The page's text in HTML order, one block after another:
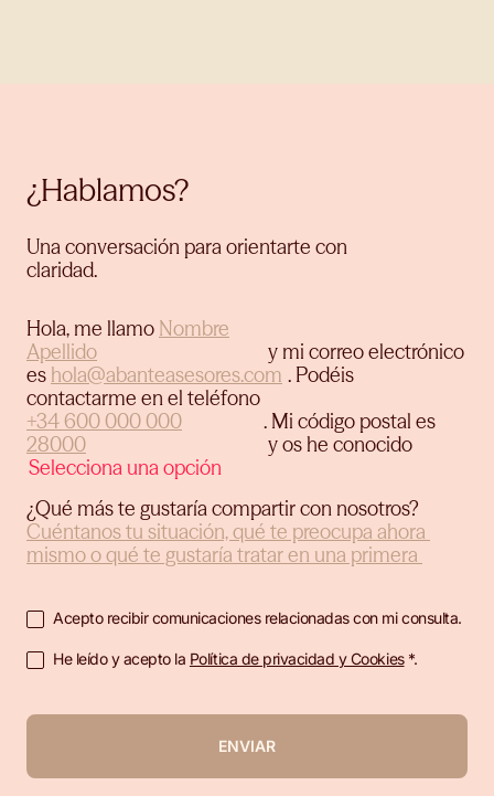
¿Hablamos?
Una conversación para orientarte con
claridad.
Hola, me llamo
y mi correo electrónico
es
. Podéis
contactarme en el teléfono
. Mi código postal es
y os he conocido
¿Qué más te gustaría compartir con nosotros?
Acepto recibir comunicaciones relacionadas con mi consulta.
He leído y acepto la Política de privacidad y Cookies*.
ENVIAR